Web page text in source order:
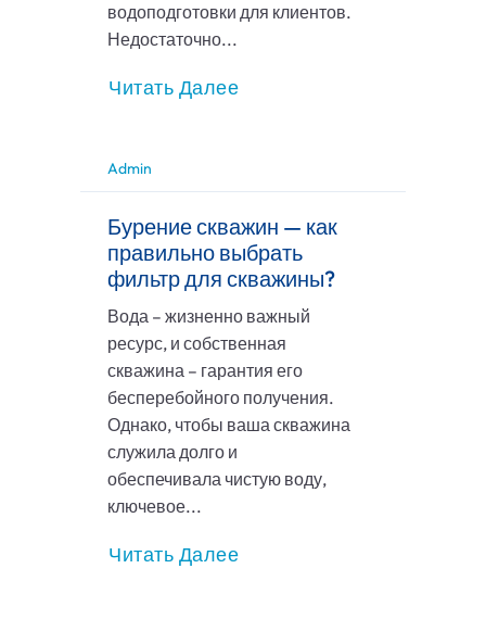
водоподготовки для клиентов.
Недостаточно...
Читать Далее
Admin
Бурение скважин — как
правильно выбрать
фильтр для скважины?
Вода – жизненно важный
ресурс, и собственная
скважина – гарантия его
бесперебойного получения.
Однако, чтобы ваша скважина
служила долго и
обеспечивала чистую воду,
ключевое...
Читать Далее